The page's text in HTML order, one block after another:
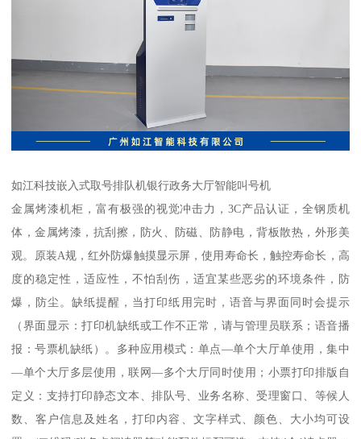
如江科技嵌入式取号排队机银行政务大厅智能叫号机
金属烤漆机柜，富有极强的视觉冲击力，3C产品认证，全钢质机
体，金属烤漆，抗刮擦，防火、防磁、防静电，背板散热，外形美
观。原装A规，红外防爆触摸显示屏，使用寿命长，触控寿命长，高
度的稳定性，适应性，不怕刮伤，适宜某些恶劣的环境条件，防
爆，防尘。缺纸提醒，当打印纸用完时，语音与界面同时会提示
（界面显示：打印机缺纸或工作不正常，请与管理员联系；语音播
报：号票机缺纸）。多种应用模式：单点—单个大厅单使用，集中
—单个大厅多层使用，联网—多个大厅同时使用；小票打印排版自
定义：支持打印静态文本、排队号、业务名称、受理窗口、等候人
数、客户信息及姓名，打印内容、文字样式、颜色、大小均可设